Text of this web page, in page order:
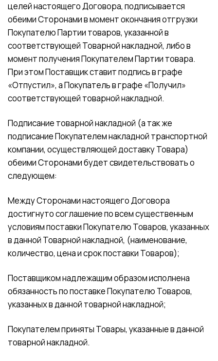
целей настоящего Договора, подписывается
обеими Сторонами в момент окончания отгрузки
Покупателю Партии товаров, указанной в
соответствующей Товарной накладной, либо в
момент получения Покупателем Партии товара.
При этом Поставщик ставит подпись в графе
«Отпустил», а Покупатель в графе «Получил»
соответствующей товарной накладной.
Подписание товарной накладной (а так же
подписание Покупателем накладной транспортной
компании, осуществляющей доставку Товара)
обеими Сторонами будет свидетельствовать о
следующем:
Между Сторонами настоящего Договора
достигнуто соглашение по всем существенным
условиям поставки Покупателю Товаров, указанных
в данной Товарной накладной, (наименование,
количество, цена и срок поставки Товаров);
Поставщиком надлежащим образом исполнена
обязанность по поставке Покупателю Товаров,
указанных в данной товарной накладной;
Покупателем приняты Товары, указанные в данной
товарной накладной.